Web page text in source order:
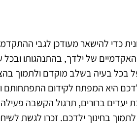
כדי להישאר מעודכן לגבי
של ילדך, בהתנהגותו ובכל
בכל בעיה בשלב מוקדם ולתמוך
היא המפתח לקידום התפתחותם
יעדים ברורים, תרגול הקשבה
בחינוך ילדכם. זכרו לגשת